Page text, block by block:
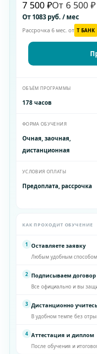
7 500 ₽От 6 500 ₽
От 1083 руб. / мес
Рассрочка 6 мес. от T БАНК
ОБЪЁМ ПРОГРАММЫ
178 часов
ФОРМА ОБУЧЕНИЯ
Очная, заочная,
дистанционная
УСЛОВИЯ ОПЛАТЫ
Предоплата, рассрочка
КАК ПРОХОДИТ ОБУЧЕНИЕ
1 Оставляете заявку
Любым удобным способом
2 Подписываем договор
Все официально и вы
3 Дистанционно
В удобном темпе без
4 Аттестация и диплом
После обучения и